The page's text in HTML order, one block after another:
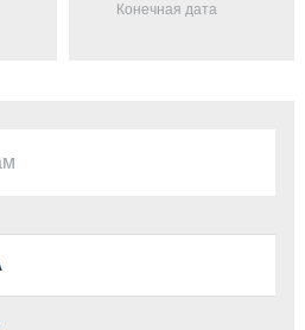
Конечная дата